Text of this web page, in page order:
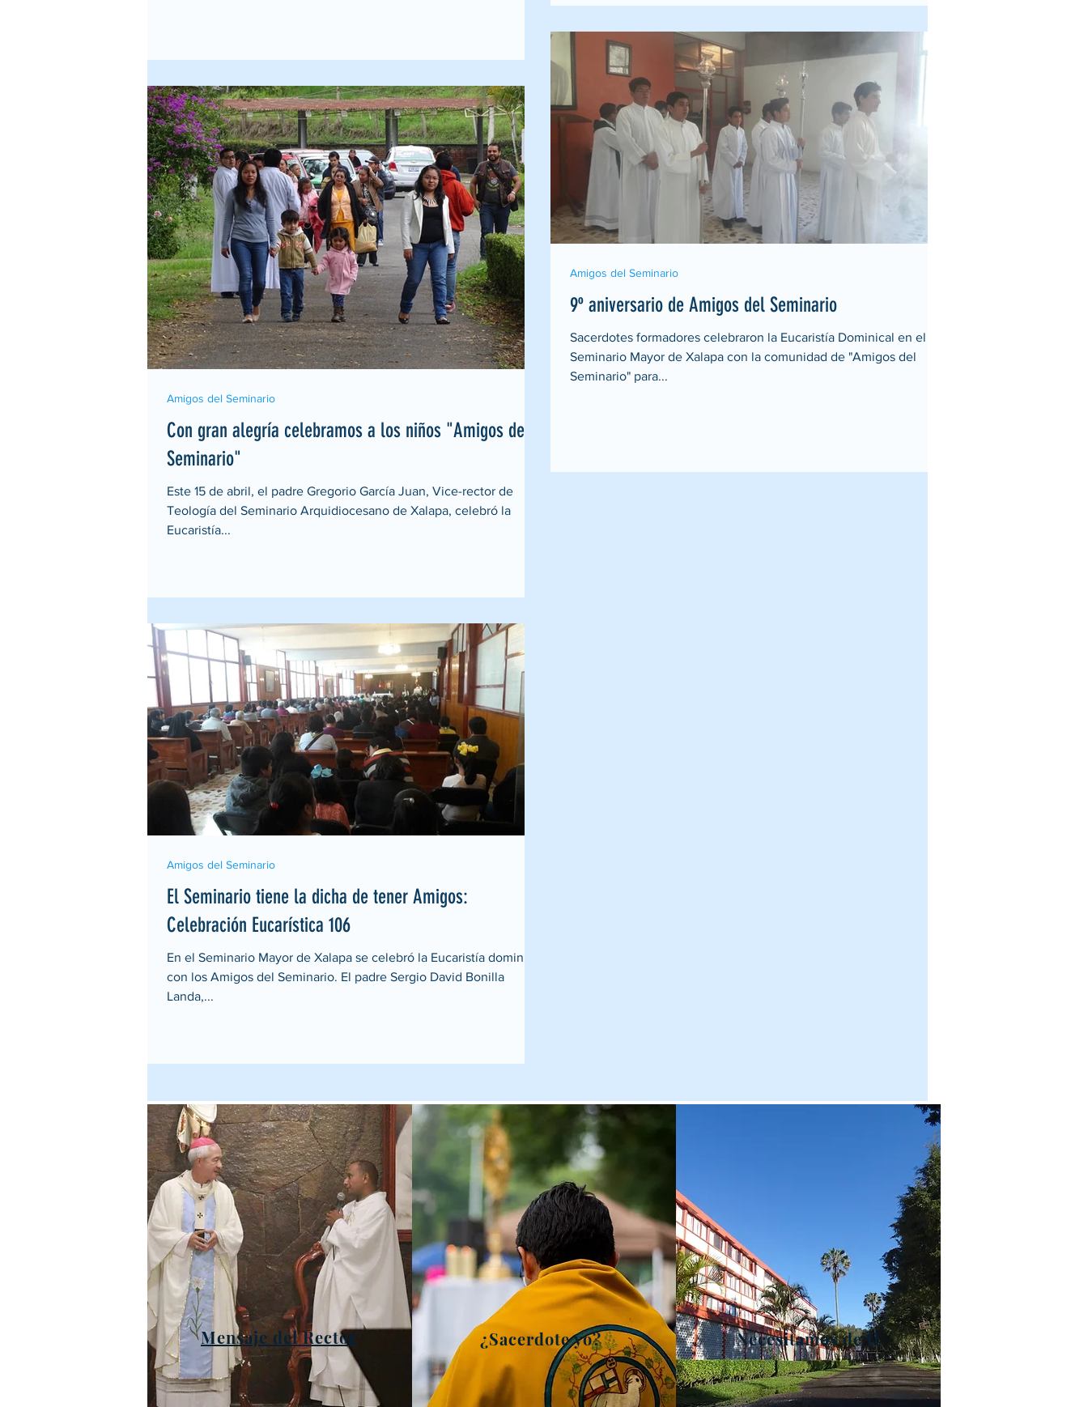
Con gran alegría celebramos a los niños "Amigos del
Seminario"
Este 15 de abril, el padre Gregorio García Juan, Vice-rector de
Teología del Seminario Arquidiocesano de Xalapa, celebró la
Eucaristía...
Amigos del Seminario
9º aniversario de Amigos del Seminario
Sacerdotes formadores celebraron la Eucaristía Dominical en el
Seminario Mayor de Xalapa con la comunidad de "Amigos del
Seminario" para...
Amigos del Seminario
El Seminario tiene la dicha de tener Amigos:
Celebración Eucarística 106
En el Seminario Mayor de Xalapa se celebró la Eucaristía dominical
con los Amigos del Seminario. El padre Sergio David Bonilla
Landa,...
Amigos del Seminario
Mensaje del Rector ¿Sacerdote yo? Necesitamos de ti